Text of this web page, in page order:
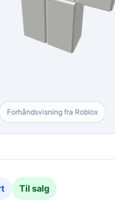
Forhåndsvisning fra Roblox
Til salg